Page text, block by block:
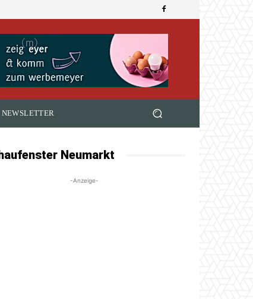
NEWSLETTER
Neumarkt
-Anzeige-